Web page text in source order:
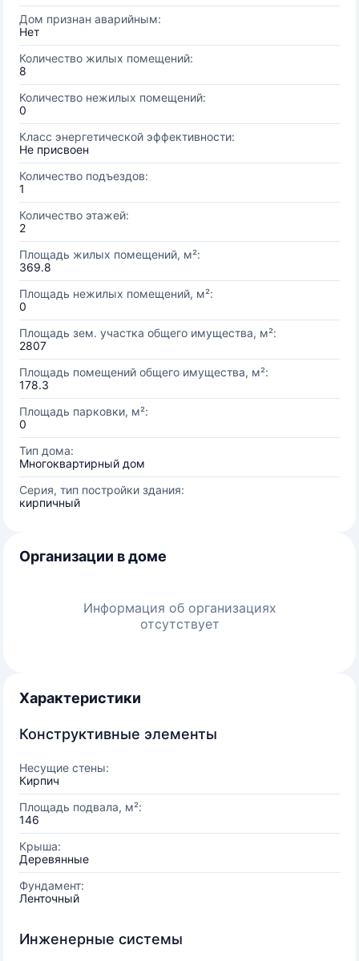
Дом признан аварийным:
Нет
Количество жилых помещений:
8
Количество нежилых помещений:
0
Класс энергетической эффективности:
Не присвоен
Количество подъездов:
1
Количество этажей:
2
Площадь жилых помещений, м²:
369.8
Площадь нежилых помещений, м²:
0
Площадь зем. участка общего имущества, м²:
2807
Площадь помещений общего имущества, м²:
178.3
Площадь парковки, м²:
0
Тип дома:
Многоквартирный дом
Серия, тип постройки здания:
кирпичный
Организации в доме
Информация об организациях
отсутствует
Характеристики
Конструктивные элементы
Несущие стены:
Кирпич
Площадь подвала, м²:
146
Крыша:
Деревянные
Фундамент:
Ленточный
Инженерные системы